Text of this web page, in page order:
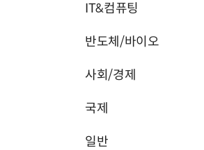
IT&컴퓨팅
반도체/바이오
사회/경제
국제
일반